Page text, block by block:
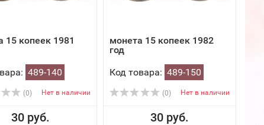
15 копеек 1981
489-140
(0) Нет в наличии
30 руб.
монета 15 копеек 1982
год
Код товара: 489-150
(0) Нет в наличии
30 руб.